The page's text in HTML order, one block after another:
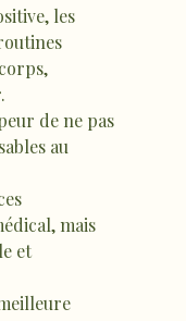
les
de ne pas
au
mais
et